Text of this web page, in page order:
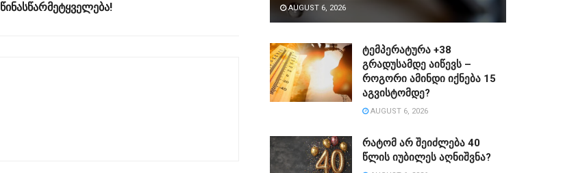
წინასწარმეტყველება!
AUGUST 6, 2026
ტემპერატურა +38
გრადუსამდე აიწევს –
როგორი ამინდი იქნება 15
აგვისტომდე?
AUGUST 6, 2026
რატომ არ შეიძლება 40
წლის იუბილეს აღნიშვნა?